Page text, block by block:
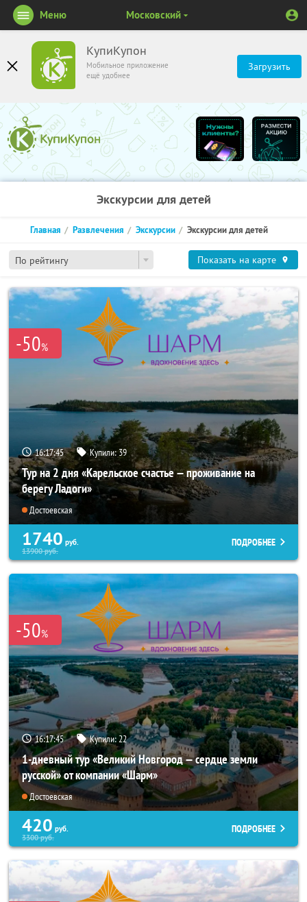
КупиКупон
Мобильное приложение
ещё удобнее
Загрузить
Меню Московский
Экскурсии для детей
По рейтингу
Главная Развлечения Экскурсии Экскурсии для детей
Показать на карте
-50%
16:17:44 Купили:39
Тур на 2 дня «Карельское счастье — проживание на
берегу Ладоги»
Достоевская
1740 руб.
13900руб.
ПОДРОБНЕЕ
-50%
16:17:44 Купили: 22
1-дневный тур «Великий Новгород — сердце земли
русской» от компании «Шарм»
Достоевская
420 руб.
3300руб.
ПОДРОБНЕЕ